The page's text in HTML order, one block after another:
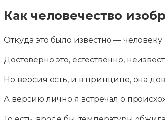
Как человечество
Откуда это было известно — человеку
Достоверно это, естественно,
Но версия есть, и в принципе, она
А версию лично я встречал о